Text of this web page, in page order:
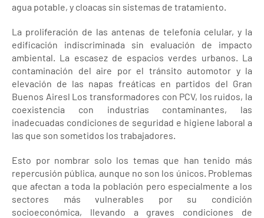
agua potable, y cloacas sin sistemas de tratamiento.
La proliferación de las antenas de telefonía celular, y la
edificación indiscriminada sin evaluación de impacto
ambiental. La escasez de espacios verdes urbanos. La
contaminación del aire por el tránsito automotor y la
elevación de las napas freáticas en partidos del Gran
Buenos Airesl Los transformadores con PCV, los ruidos, la
coexistencia con industrias contaminantes, las
inadecuadas condiciones de seguridad e higiene laboral a
las que son sometidos los trabajadores.
Esto por nombrar solo los temas que han tenido más
repercusión pública, aunque no son los únicos. Problemas
que afectan a toda la población pero especialmente a los
sectores más vulnerables por su condición
socioeconómica, llevando a graves condiciones de